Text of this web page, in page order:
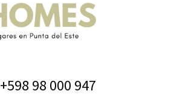
+598 98 000 947